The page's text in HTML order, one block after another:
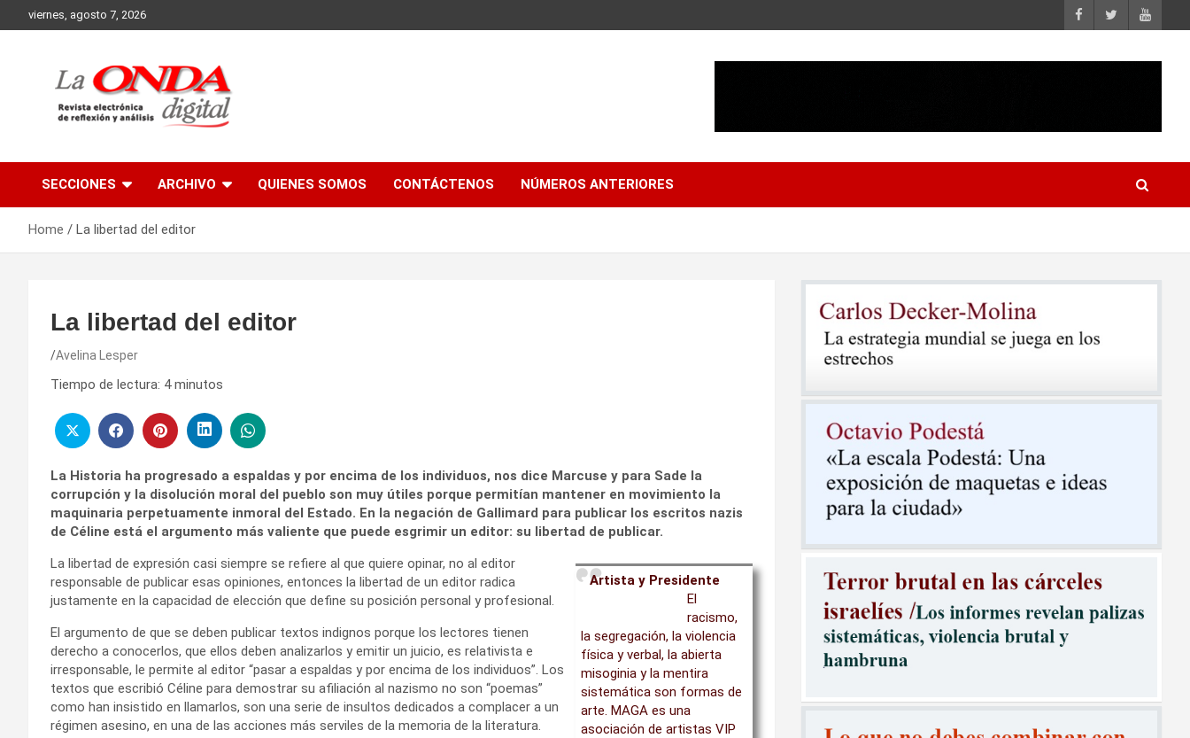
to
viernes, agosto 7, 2026
SECCIONES ARCHIVO QUIENES SOMOS CONTÁCTENOS NÚMEROS ANTERIORES
Home La libertad del editor
La libertad del editor
Avelina Lesper
Tiempo de lectura: 4 minutos
La Historia ha progresado a espaldas y por encima de los individuos, nos dice Marcuse y para Sade la
corrupción y la disolución moral del pueblo son muy útiles porque permitían mantener en movimiento la
maquinaria perpetuamente inmoral del Estado. En la negación de Gallimard para publicar los escritos nazis
de Céline está el argumento más valiente que puede esgrimir un editor: su libertad de publicar.
Artista y Presidente
El
racismo,
la segregación, la violencia
física y verbal, la abierta
misoginia y la mentira
sistemática son formas de
arte. MAGA es una
asociación de artistas VIP
La libertad de expresión casi siempre se refiere al que quiere opinar, no al editor
responsable de publicar esas opiniones, entonces la libertad de un editor radica
justamente en la capacidad de elección que define su posición personal y profesional.
El argumento de que se deben publicar textos indignos porque los lectores tienen
derecho a conocerlos, que ellos deben analizarlos y emitir un juicio, es relativista e
irresponsable, le permite al editor “pasar a espaldas y por encima de los individuos”. Los
textos que escribió Céline para demostrar su afiliación al nazismo no son “poemas”
como han insistido en llamarlos, son una serie de insultos dedicados a complacer a un
régimen asesino, en una de las acciones más serviles de la memoria de la literatura.